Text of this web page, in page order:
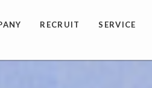
RECRUIT SERVICE